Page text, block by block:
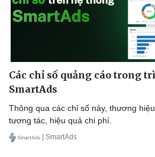
Ăn sạch sống khỏe
Các chỉ số quảng cáo trong
SmartAds
Thông qua các chỉ số này, thương
tương tác, hiệu quả chi phí.
| SmartAds